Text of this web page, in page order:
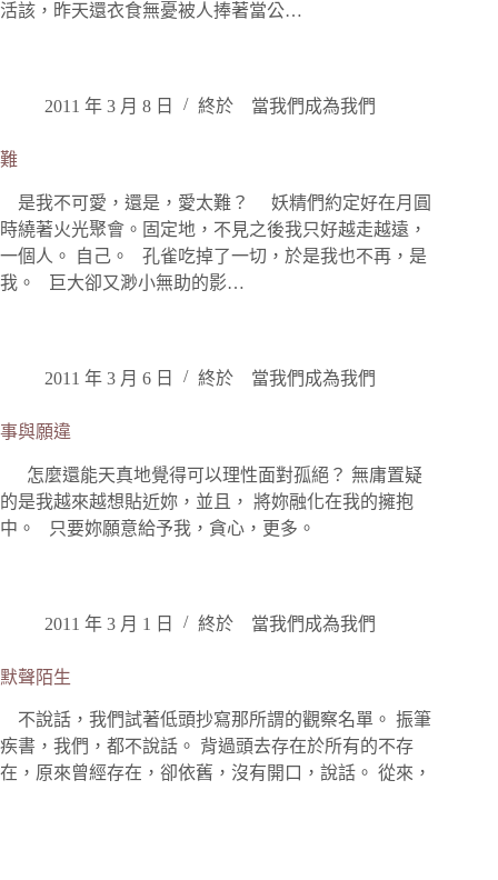
活該，昨天還衣食無憂被人捧著當公…
2011 年 3 月 8 日 終於 當我們成為我們
難
是我不可愛，還是，愛太難？ 妖精們約定好在月圓
時繞著火光聚會。固定地，不見之後我只好越走越遠，
一個人。 自己。 孔雀吃掉了一切，於是我也不再，是
我。 巨大卻又渺小無助的影…
2011 年 3 月 6 日 終於 當我們成為我們
事與願違
怎麼還能天真地覺得可以理性面對孤絕？ 無庸置疑
的是我越來越想貼近妳，並且， 將妳融化在我的擁抱
中。 只要妳願意給予我，貪心，更多。
2011 年 3 月 1 日 終於 當我們成為我們
默聲陌生
不說話，我們試著低頭抄寫那所謂的觀察名單。 振筆
疾書，我們，都不說話。 背過頭去存在於所有的不存
在，原來曾經存在，卻依舊，沒有開口，說話。 從來，